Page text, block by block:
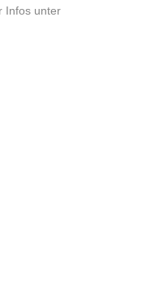
Infos unter